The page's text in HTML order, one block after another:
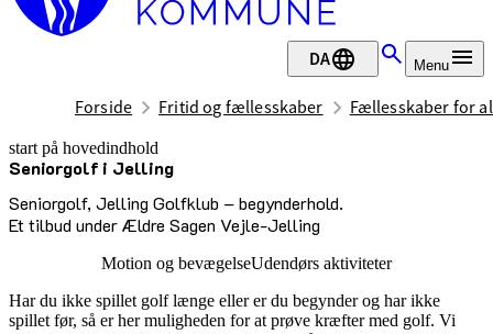
DA Menu
Forside Fritid og fællesskaber Fællesskaber for
start på hovedindhold
Seniorgolf i Jelling
Seniorgolf, Jelling Golfklub – begynderhold.
Et tilbud under Ældre Sagen Vejle-Jelling
senest opdateret 3. juli 2026
Motion og bevægelseUdendørs aktiviteter
Har du ikke spillet golf længe eller er du begynder og har ikke
spillet før, så er her muligheden for at prøve kræfter med golf. Vi